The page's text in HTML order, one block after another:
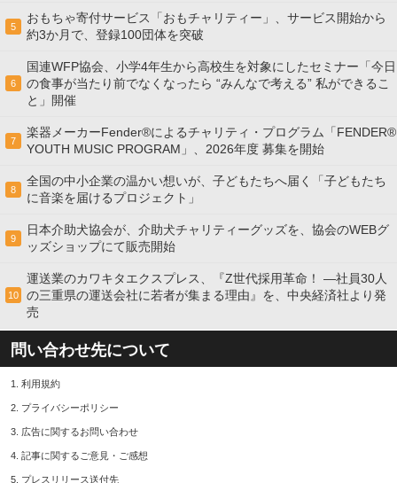
5
おもちゃ寄付サービス「おもチャリティー」、サービス開始から
約3か月で、登録100団体を突破
6
国連WFP協会、小学4年生から高校生を対象にしたセミナー「今日
の食事が当たり前でなくなったら “みんなで考える” 私ができるこ
と」開催
7
楽器メーカーFender®によるチャリティ・プログラム「FENDER®︎
YOUTH MUSIC PROGRAM」、2026年度 募集を開始
8
全国の中小企業の温かい想いが、子どもたちへ届く「子どもたち
に音楽を届けるプロジェクト」
9
日本介助犬協会が、介助犬チャリティーグッズを、協会のWEBグ
ッズショップにて販売開始
10
運送業のカワキタエクスプレス、『Z世代採用革命！ ―社員30人
の三重県の運送会社に若者が集まる理由』を、中央経済社より発
売
問い合わせ先について
1. 利用規約
2. プライバシーポリシー
3. 広告に関するお問い合わせ
4. 記事に関するご意見・ご感想
5. プレスリリース送付先